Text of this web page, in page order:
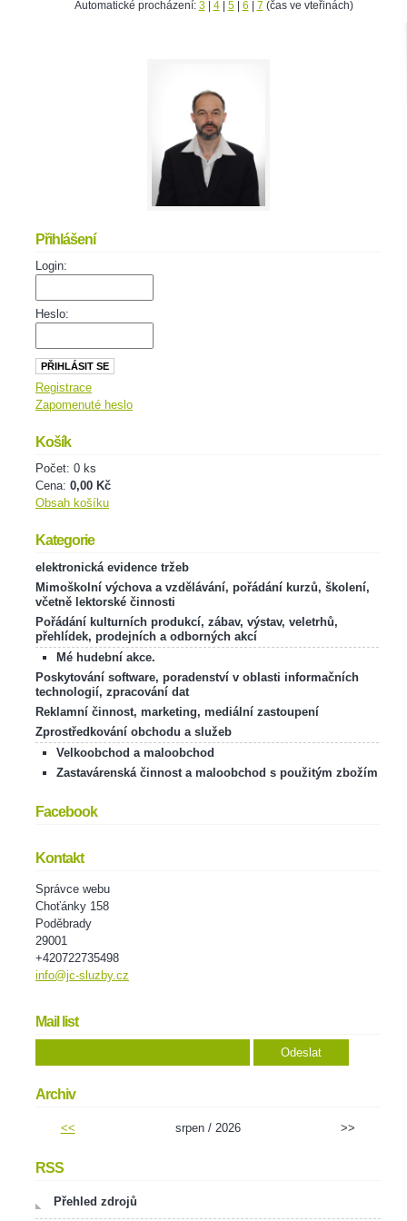
Automatické procházení: 3| 4| 5| 6 7 (čas ve vteřinách)
Přihlášení
Login:
Heslo:
Registrace
Zapomenuté heslo
Košík
Počet: 0 ks
Cena: 0,00 Kč
Obsah košíku
Kategorie
elektronická evidence tržeb
Mimoškolní výchova a vzdělávání, pořádání kurzů, školení,
včetně lektorské činnosti
Pořádání kulturních produkcí, zábav, výstav, veletrhů,
přehlídek, prodejních a odborných akcí
Mé hudební akce.
Poskytování software, poradenství v oblasti informačních
technologií, zpracování dat
Reklamní činnost, marketing, mediální zastoupení
Zprostředkování obchodu a služeb
Velkoobchod a maloobchod
Zastavárenská činnost a maloobchod s použitým zbožím
Facebook
Kontakt
Správce webu
Choťánky 158
Poděbrady
29001
+420722735498
info@jc-sluzby.cz
Mail list
Archiv
<< srpen / 2026 >>
RSS
Přehled zdrojů